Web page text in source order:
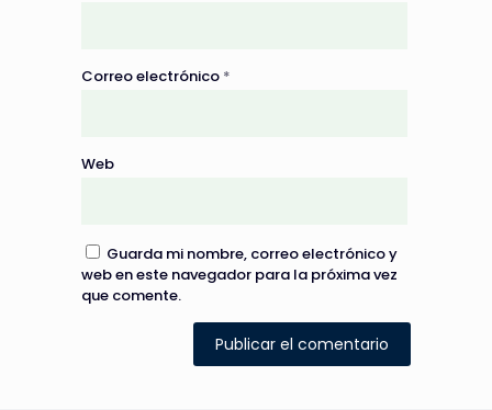
Correo electrónico *
Web
Guarda mi nombre, correo electrónico y
web en este navegador para la próxima vez
que comente.